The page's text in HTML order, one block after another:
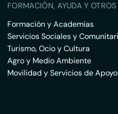
FORMACIÓN, AYUDA Y
Formación y Academias
Servicios Sociales y
Turismo, Ocio y Cultura
Agro y Medio Ambiente
Movilidad y Servicios de